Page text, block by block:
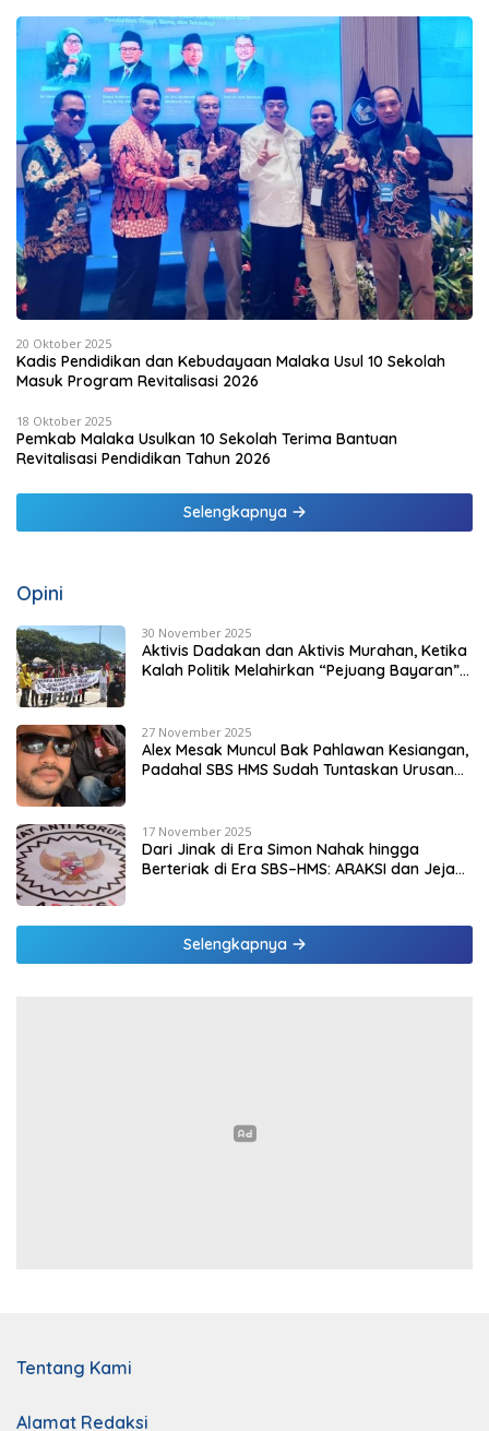
20 Oktober 2025
Kadis Pendidikan dan Kebudayaan Malaka Usul 10 Sekolah
Masuk Program Revitalisasi 2026
18 Oktober 2025
Pemkab Malaka Usulkan 10 Sekolah Terima Bantuan
Revitalisasi Pendidikan Tahun 2026
Selengkapnya
Opini
30 November 2025
Aktivis Dadakan dan Aktivis Murahan, Ketika
Kalah Politik Melahirkan “Pejuang Bayaran”
27 November 2025
Alex Mesak Muncul Bak Pahlawan Kesiangan,
Padahal SBS HMS Sudah Tuntaskan Urusan
17 November 2025
Dari Jinak di Era Simon Nahak hingga
Berteriak di Era SBS–HMS: ARAKSI dan Jejak
Selengkapnya
Tentang Kami
Alamat Redaksi